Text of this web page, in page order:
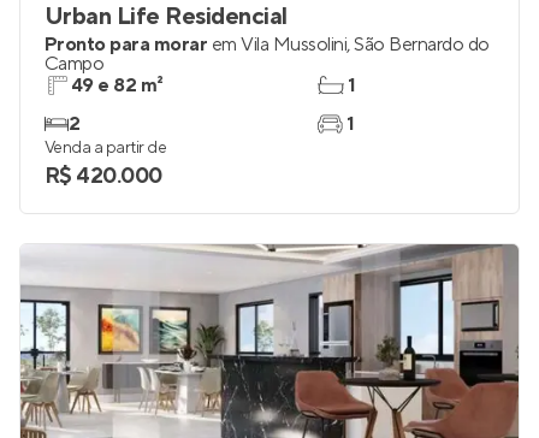
Urban Life Residencial
Pronto para morar em Vila Mussolini,São Bernardo do
Campo
49 e 82 m²
2
1
1
Venda a partir de
R$ 420.000